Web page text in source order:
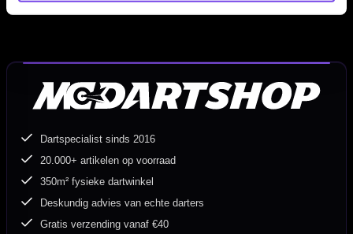
Dartspecialist sinds 2016
20.000+ artikelen op voorraad
350m² fysieke dartwinkel
Deskundig advies van echte darters
Gratis verzending vanaf €40